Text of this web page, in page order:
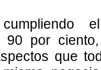
90 por
que